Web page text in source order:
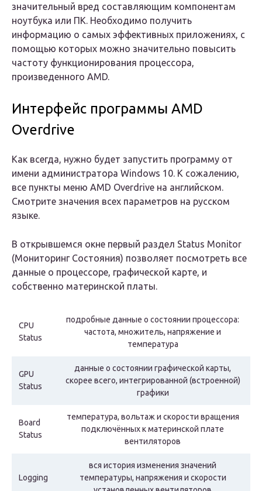
значительный вред составляющим компонентам
ноутбука или ПК. Необходимо получить
информацию о самых эффективных приложениях, с
помощью которых можно значительно повысить
частоту функционирования процессора,
произведенного AMD.
Интерфейс программы AMD
Overdrive
Как всегда, нужно будет запустить программу от
имени администратора Windows 10. К сожалению,
все пункты меню AMD Overdrive на английском.
Смотрите значения всех параметров на русском
языке.
В открывшемся окне первый раздел Status Monitor
(Мониторинг Состояния) позволяет посмотреть все
данные о процессоре, графической карте, и
собственно материнской платы.
CPU
Status
подробные данные о состоянии процессора:
частота, множитель, напряжение и
температура
GPU
Status
данные о состоянии графической карты,
скорее всего, интегрированной (встроенной)
графики
Board
Status
температура, вольтаж и скорости вращения
подключённых к материнской плате
вентиляторов
Logging
вся история изменения значений
температуры, напряжения и скорости